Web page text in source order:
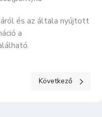
és az általa nyújtott
a
ÓVODÁJA ÉS
Következő cikk:
Következő